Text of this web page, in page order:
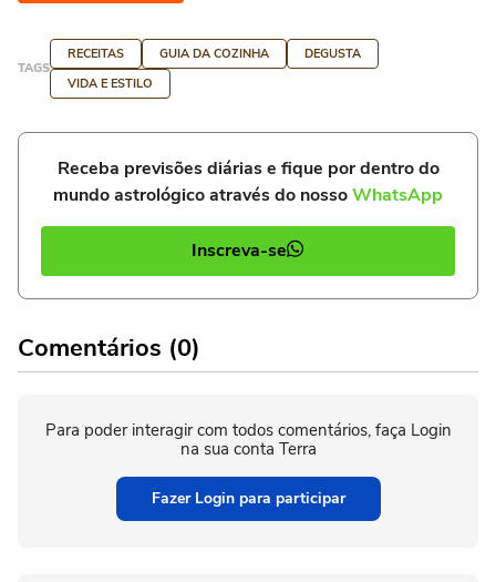
TAGS
RECEITAS GUIA DA COZINHA
DEGUSTA
VIDA E ESTILO
Receba previsões diárias e fique por dentro do
mundo astrológico através do nossoWhatsApp
Inscreva-se
Comentários (0)
Para poder interagir com todos comentários, faça Login
na sua conta Terra
Fazer Login para participar